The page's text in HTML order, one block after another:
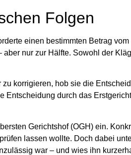
Folgen
einen bestimmten Betrag vom
nur zur Hälfte. Sowohl der
zu korrigieren, hob sie die
Entscheidung durch das
Gerichtshof (OGH) ein.
lassen wollte. Doch dabei
war – und wies ihn